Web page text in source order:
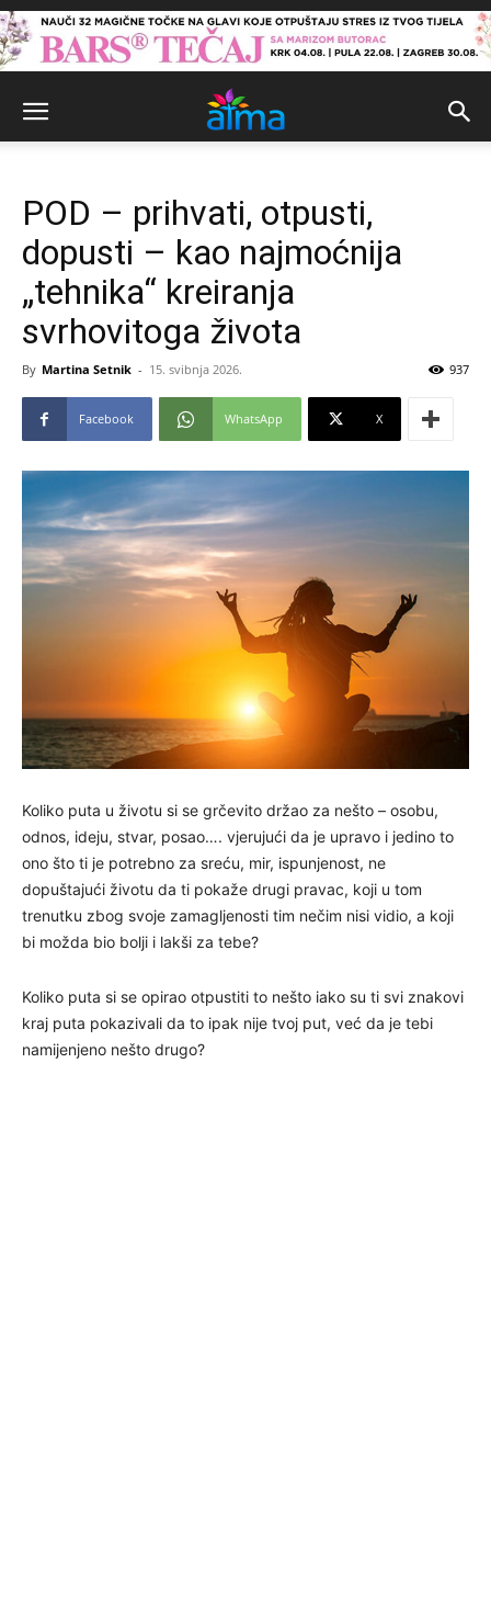
POD – prihvati, otpusti,
dopusti – kao najmoćnija
„tehnika“ kreiranja
svrhovitoga života
By Martina Setnik - 15. svibnja 2026. 937
Facebook WhatsApp X
Koliko puta u životu si se grčevito držao za nešto – osobu,
odnos, ideju, stvar, posao…. vjerujući da je upravo i jedino to
ono što ti je potrebno za sreću, mir, ispunjenost, ne
dopuštajući životu da ti pokaže drugi pravac, koji u tom
trenutku zbog svoje zamagljenosti tim nečim nisi vidio, a koji
bi možda bio bolji i lakši za tebe?
Koliko puta si se opirao otpustiti to nešto iako su ti svi znakovi
kraj puta pokazivali da to ipak nije tvoj put, već da je tebi
namijenjeno nešto drugo?